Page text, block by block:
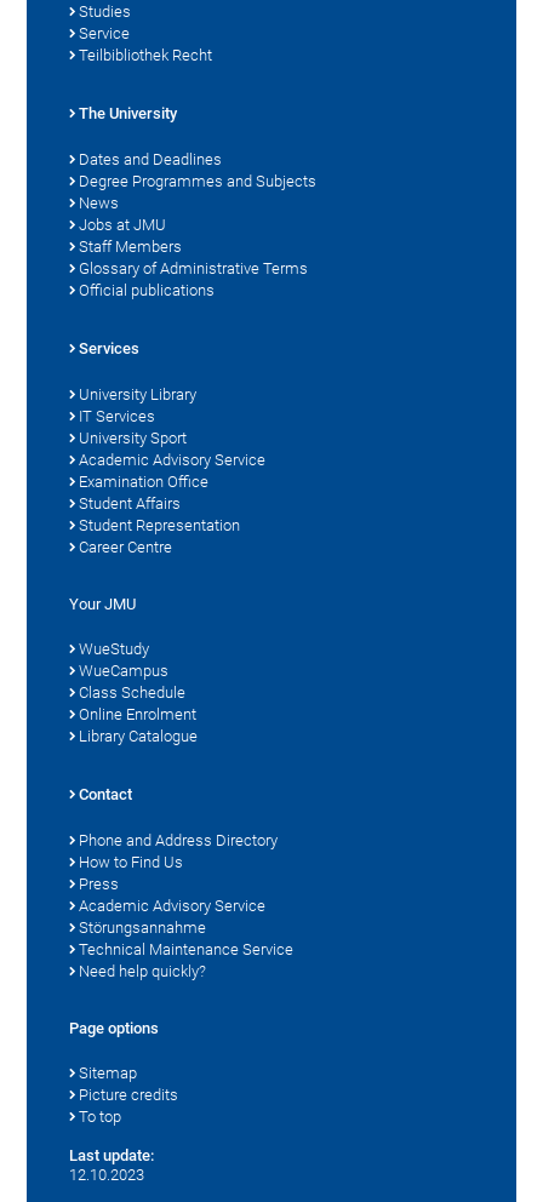
Studies
Service
Teilbibliothek Recht
The University
Dates and Deadlines
Degree Programmes and Subjects
News
Jobs at JMU
Staff Members
Glossary of Administrative Terms
Official publications
Services
University Library
IT Services
University Sport
Academic Advisory Service
Examination Office
Student Affairs
Student Representation
Career Centre
Your JMU
WueStudy
WueCampus
Class Schedule
Online Enrolment
Library Catalogue
Contact
Phone and Address Directory
How to Find Us
Press
Academic Advisory Service
Störungsannahme
Technical Maintenance Service
Need help quickly?
Page options
Sitemap
Picture credits
To top
Last update:
12.10.2023